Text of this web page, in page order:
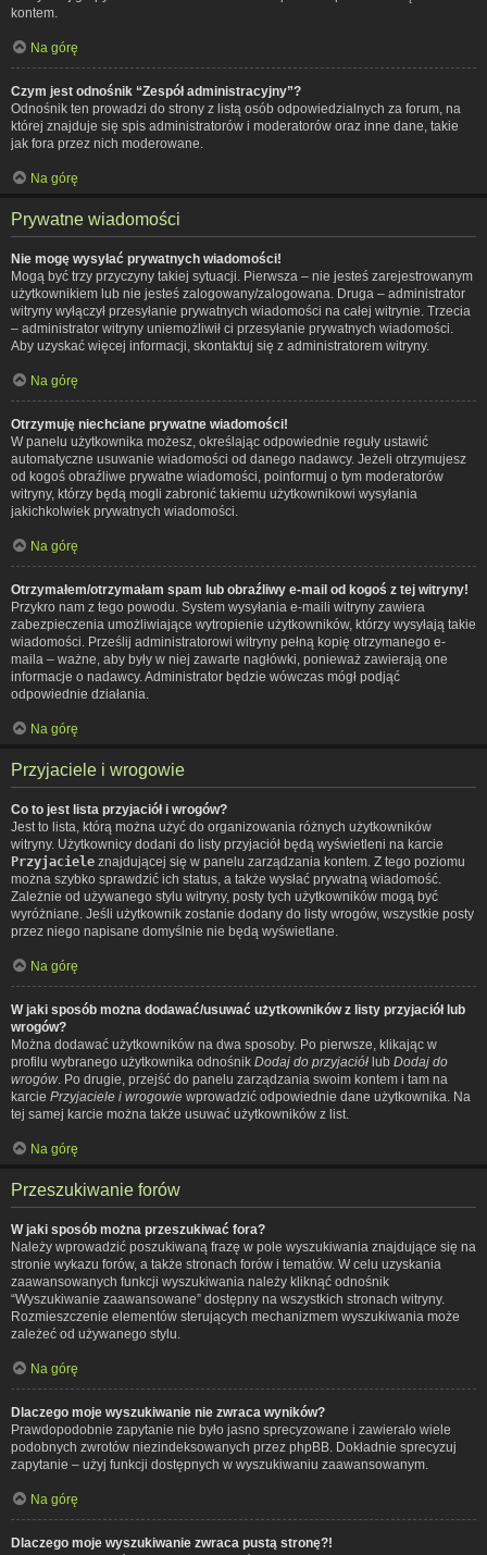
kontem.
Na górę
Czym jest odnośnik “Zespół administracyjny”?
Odnośnik ten prowadzi do strony z listą osób odpowiedzialnych za forum, na
której znajduje się spis administratorów i moderatorów oraz inne dane, takie
jak fora przez nich moderowane.
Na górę
Prywatne wiadomości
Nie mogę wysyłać prywatnych wiadomości!
Mogą być trzy przyczyny takiej sytuacji. Pierwsza – nie jesteś zarejestrowanym
użytkownikiem lub nie jesteś zalogowany/zalogowana. Druga – administrator
witryny wyłączył przesyłanie prywatnych wiadomości na całej witrynie. Trzecia
– administrator witryny uniemożliwił ci przesyłanie prywatnych wiadomości.
Aby uzyskać więcej informacji, skontaktuj się z administratorem witryny.
Na górę
Otrzymuję niechciane prywatne wiadomości!
W panelu użytkownika możesz, określając odpowiednie reguły ustawić
automatyczne usuwanie wiadomości od danego nadawcy. Jeżeli otrzymujesz
od kogoś obraźliwe prywatne wiadomości, poinformuj o tym moderatorów
witryny, którzy będą mogli zabronić takiemu użytkownikowi wysyłania
jakichkolwiek prywatnych wiadomości.
Na górę
Otrzymałem/otrzymałam spam lub obraźliwy e-mail od kogoś z tej witryny!
Przykro nam z tego powodu. System wysyłania e-maili witryny zawiera
zabezpieczenia umożliwiające wytropienie użytkowników, którzy wysyłają takie
wiadomości. Prześlij administratorowi witryny pełną kopię otrzymanego e-
maila – ważne, aby były w niej zawarte nagłówki, ponieważ zawierają one
informacje o nadawcy. Administrator będzie wówczas mógł podjąć
odpowiednie działania.
Na górę
Przyjaciele i wrogowie
Co to jest lista przyjaciół i wrogów?
Jest to lista, którą można użyć do organizowania różnych użytkowników
witryny. Użytkownicy dodani do listy przyjaciół będą wyświetleni na karcie
Przyjaciele znajdującej się w panelu zarządzania kontem. Z tego poziomu
można szybko sprawdzić ich status, a także wysłać prywatną wiadomość.
Zależnie od używanego stylu witryny, posty tych użytkowników mogą być
wyróżniane. Jeśli użytkownik zostanie dodany do listy wrogów, wszystkie posty
przez niego napisane domyślnie nie będą wyświetlane.
Na górę
W jaki sposób można dodawać/usuwać użytkowników z listy przyjaciół lub
wrogów?
Można dodawać użytkowników na dwa sposoby. Po pierwsze, klikając w
profilu wybranego użytkownika odnośnik Dodaj do przyjaciół lub Dodaj do
wrogów . Po drugie, przejść do panelu zarządzania swoim kontem i tam na
karcie Przyjaciele i wrogowie wprowadzić odpowiednie dane użytkownika. Na
tej samej karcie można także usuwać użytkowników z list.
Na górę
Przeszukiwanie forów
W jaki sposób można przeszukiwać fora?
Należy wprowadzić poszukiwaną frazę w pole wyszukiwania znajdujące się na
stronie wykazu forów, a także stronach forów i tematów. W celu uzyskania
zaawansowanych funkcji wyszukiwania należy kliknąć odnośnik
“Wyszukiwanie zaawansowane” dostępny na wszystkich stronach witryny.
Rozmieszczenie elementów sterujących mechanizmem wyszukiwania może
zależeć od używanego stylu.
Na górę
Dlaczego moje wyszukiwanie nie zwraca wyników?
Prawdopodobnie zapytanie nie było jasno sprecyzowane i zawierało wiele
podobnych zwrotów niezindeksowanych przez phpBB. Dokładnie sprecyzuj
zapytanie – użyj funkcji dostępnych w wyszukiwaniu zaawansowanym.
Na górę
Dlaczego moje wyszukiwanie zwraca pustą stronę?!